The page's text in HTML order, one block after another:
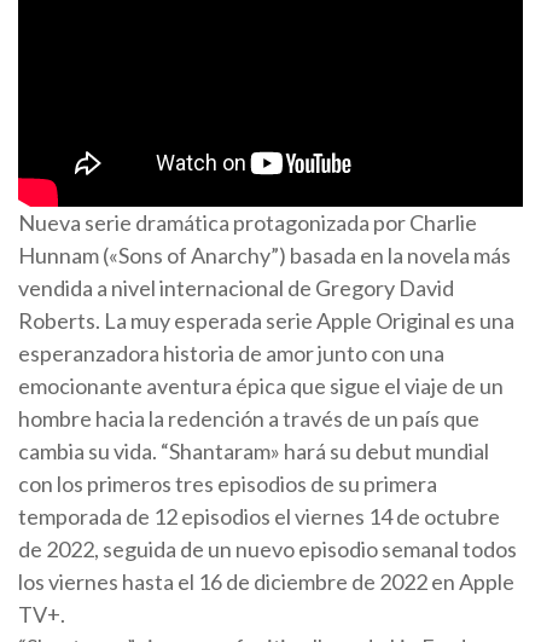
Nueva serie dramática protagonizada por Charlie
Hunnam («Sons of Anarchy”) basada en la novela más
vendida a nivel internacional de Gregory David
Roberts. La muy esperada serie Apple Original es una
esperanzadora historia de amor junto con una
emocionante aventura épica que sigue el viaje de un
hombre hacia la redención a través de un país que
cambia su vida. “Shantaram» hará su debut mundial
con los primeros tres episodios de su primera
temporada de 12 episodios el viernes 14 de octubre
de 2022, seguida de un nuevo episodio semanal todos
los viernes hasta el 16 de diciembre de 2022 en Apple
TV+.